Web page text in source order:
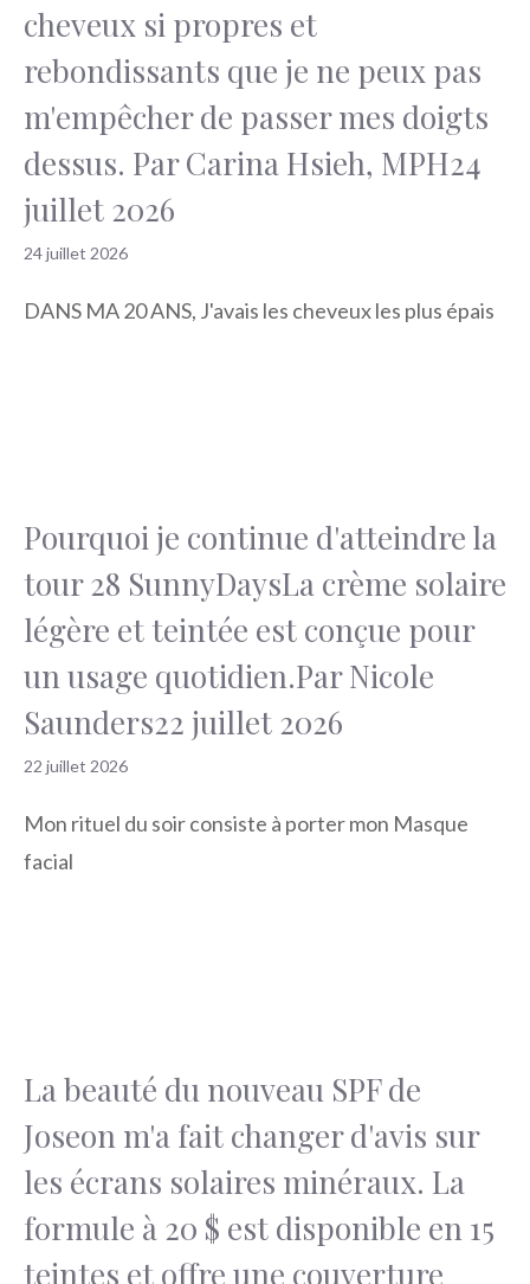
cheveux si propres et
rebondissants que je ne peux pas
m'empêcher de passer mes doigts
dessus. Par Carina Hsieh, MPH24
juillet 2026
24 juillet 2026
DANS MA 20 ANS, J'avais les cheveux les plus épais
Pourquoi je continue d'atteindre la
tour 28 SunnyDaysLa crème solaire
légère et teintée est conçue pour
un usage quotidien.Par Nicole
Saunders22 juillet 2026
22 juillet 2026
Mon rituel du soir consiste à porter mon Masque
facial
La beauté du nouveau SPF de
Joseon m'a fait changer d'avis sur
les écrans solaires minéraux. La
formule à 20 $ est disponible en 15
teintes et offre une couverture